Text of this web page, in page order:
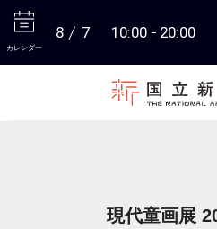
カレンダー
8 7 10:00 20:00
現代童画展